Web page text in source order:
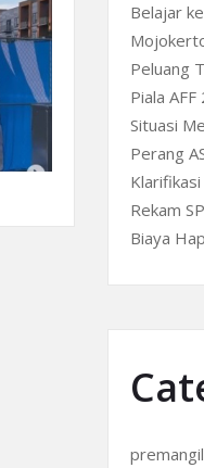
Belajar
Peluang
Piala
Situasi
Perang
Rekam
Biaya